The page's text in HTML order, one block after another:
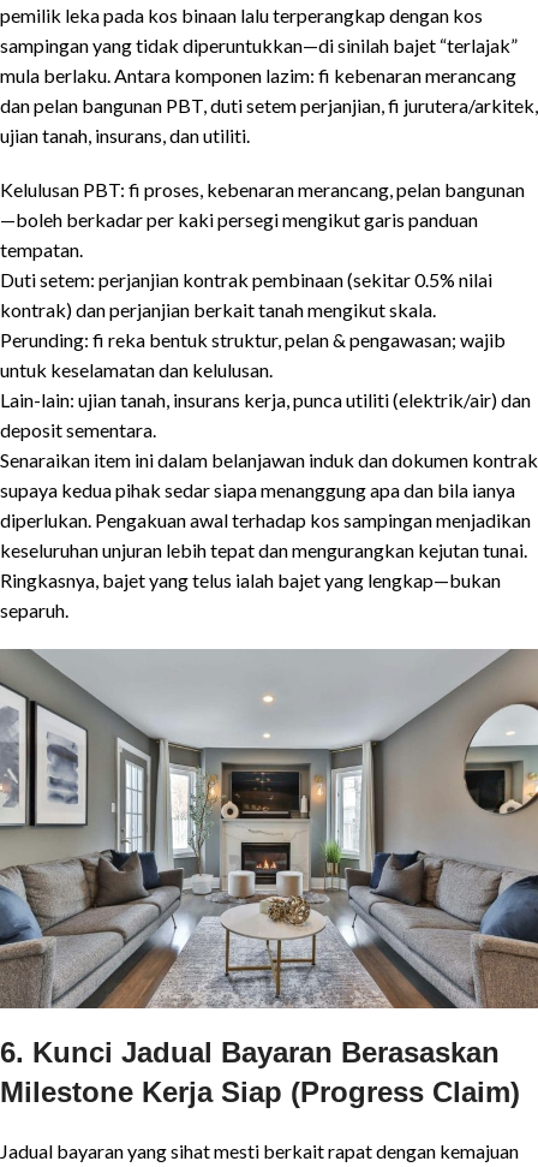
pemilik leka pada kos binaan lalu terperangkap dengan kos
sampingan yang tidak diperuntukkan—di sinilah bajet “terlajak”
mula berlaku. Antara komponen lazim: fi kebenaran merancang
dan pelan bangunan PBT, duti setem perjanjian, fi jurutera/arkitek,
ujian tanah, insurans, dan utiliti.
Kelulusan PBT: fi proses, kebenaran merancang, pelan bangunan
—boleh berkadar per kaki persegi mengikut garis panduan
tempatan.
Duti setem: perjanjian kontrak pembinaan (sekitar 0.5% nilai
kontrak) dan perjanjian berkait tanah mengikut skala.
Perunding: fi reka bentuk struktur, pelan & pengawasan; wajib
untuk keselamatan dan kelulusan.
Lain-lain: ujian tanah, insurans kerja, punca utiliti (elektrik/air) dan
deposit sementara.
Senaraikan item ini dalam belanjawan induk dan dokumen kontrak
supaya kedua pihak sedar siapa menanggung apa dan bila ianya
diperlukan. Pengakuan awal terhadap kos sampingan menjadikan
keseluruhan unjuran lebih tepat dan mengurangkan kejutan tunai.
Ringkasnya, bajet yang telus ialah bajet yang lengkap—bukan
separuh.
6. Kunci Jadual Bayaran Berasaskan
Milestone Kerja Siap (Progress Claim)
Jadual bayaran yang sihat mesti berkait rapat dengan kemajuan